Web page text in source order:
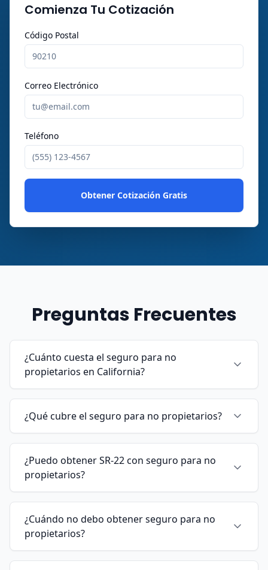
Comienza Tu Cotización
Código Postal
Correo Electrónico
Teléfono
Obtener Cotización Gratis
Preguntas Frecuentes
¿Cuánto cuesta el seguro para no
propietarios en California?
¿Qué cubre el seguro para no propietarios?
¿Puedo obtener SR-22 con seguro para no
propietarios?
¿Cuándo no debo obtener seguro para no
propietarios?